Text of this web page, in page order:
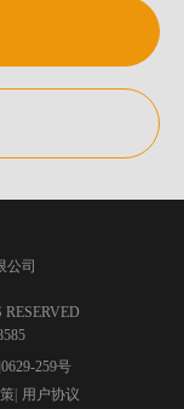
公司
259号
| 用户协议